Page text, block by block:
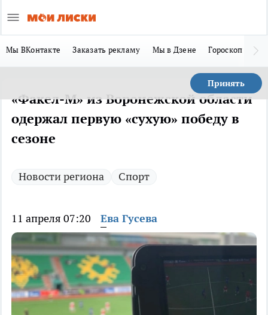
Мы ВКонтакте Заказать рекламу Мы в Дзене Гороскоп
Принять
«Факел-М» из Воронежской области
одержал первую «сухую» победу в
сезоне
Новости региона Спорт
11 апреля 07:20 Ева Гусева